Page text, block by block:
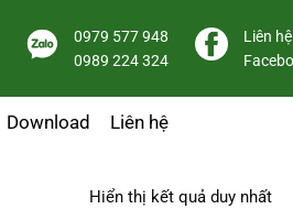
0979 577 948
0989 224 324
Liên
Download Liên hệ
Hiển thị kết quả duy nhất